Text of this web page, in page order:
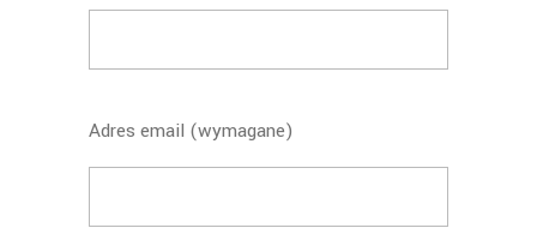
Adres email (wymagane)